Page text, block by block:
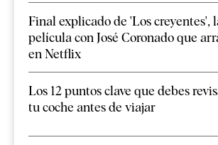
Final explicado de 'Los creyentes',
película con José Coronado que
en Netflix
Los 12 puntos clave que debes
tu coche antes de viajar